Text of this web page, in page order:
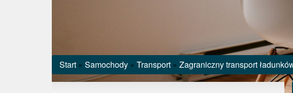
Start » Samochody » Transport » Zagraniczny transport